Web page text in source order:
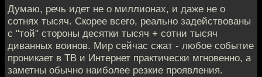
Думаю, речь идет не о миллионах, и даже не о
сотнях тысяч. Скорее всего, реально задействованы
с "той" стороны десятки тысяч + сотни тысяч
диванных воинов. Мир сейчас сжат - любое событие
проникает в ТВ и Интернет практически мгновенно, а
заметны обычно наиболее резкие проявления.